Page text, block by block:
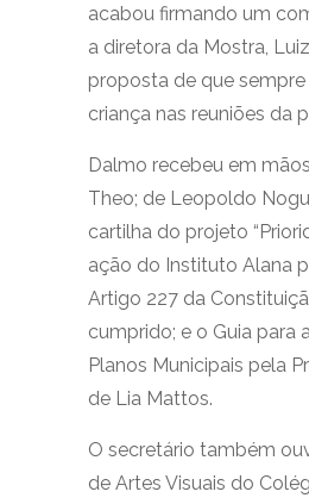
acabou firmando um
a diretora da Mostra,
proposta de que
criança nas reuniões da
Dalmo recebeu em
Theo; de Leopoldo
cartilha do projeto
ação do Instituto Alana
Artigo 227 da
cumprido; e o Guia para
Planos Municipais pela
de Lia Mattos.
O secretário também
de Artes Visuais do